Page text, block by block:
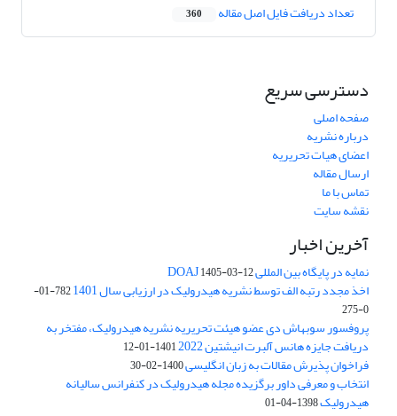
تعداد دریافت فایل اصل مقاله 360
دسترسی سریع
صفحه اصلی
درباره نشریه
اعضای هیات تحریریه
ارسال مقاله
تماس با ما
نقشه سایت
آخرین اخبار
نمایه در پایگاه بین المللی DOAJ1405-03-12
اخذ مجدد رتبه الف توسط نشریه هیدرولیک در ارزیابی سال 1401
782-01-
0-275
پروفسور سوبهاش دی عضو هیئت تحریریه نشریه هیدرولیک، مفتخر به
دریافت جایزه هانس آلبرت انیشتین 2022 1401-01-12
فراخوان پذیرش مقالات به زبان انگلیسی1400-02-30
انتخاب و معرفی داور برگزیده مجله هیدرولیک در کنفرانس سالیانه
هیدرولیک1398-04-01